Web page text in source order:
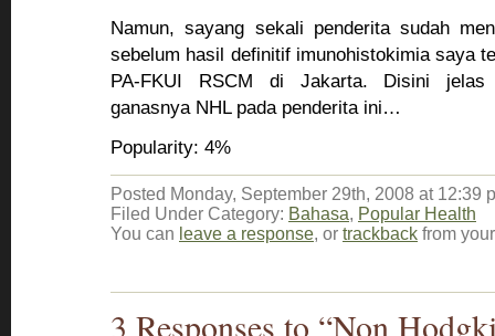
Namun, sayang sekali penderita sudah
sebelum hasil definitif imunohistokimia saya
PA-FKUI RSCM di Jakarta. Disini jelas
ganasnya NHL pada penderita ini…
Popularity: 4%
Posted Monday, September 29th, 2008 at 12:39
Filed Under Category: Bahasa, Popular Health
You can leave a response, or trackback from
3 Responses to “Non